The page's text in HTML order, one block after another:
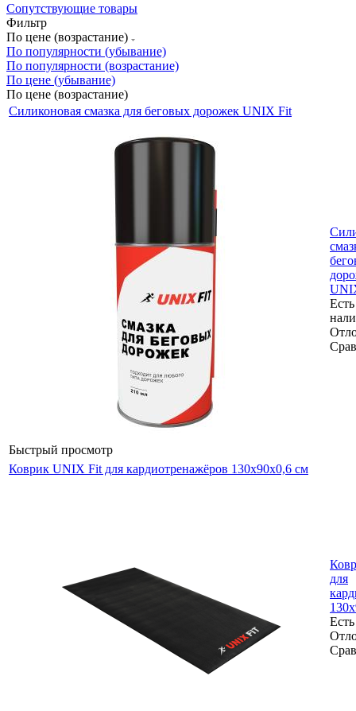
Сопутствующие товары
Фильтр
По цене (возрастание)
По популярности (убывание)
По популярности (возрастание)
По цене (убывание)
По цене (возрастание)
Силиконовая смазка для беговых дорожек UNIX Fit
Быстрый просмотр
Коврик UNIX Fit для кардиотренажёров 130x90x0,6 см
для